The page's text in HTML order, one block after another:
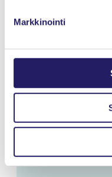
Markkinointi
Voimassaolo
Sertifikaatin